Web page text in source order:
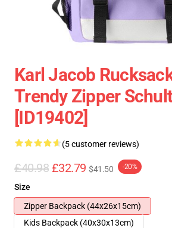
Karl Jacob
Trendy Zipper
[ID19402]
(5 customer reviews)
£40.98 £32.79 $41.50 -20%
Size
Zipper Backpack (44x26x15cm)
Kids Backpack (40x30x13cm)